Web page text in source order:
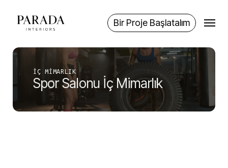
content
Bir Proje Başlatalım
Menu
İÇ MIMARLIK
Spor Salonu İç Mimarlık